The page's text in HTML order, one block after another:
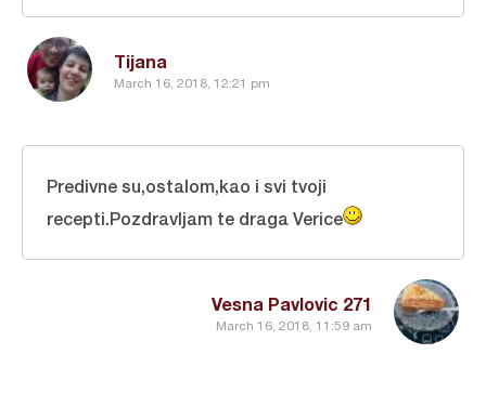
Tijana
March 16, 2018, 12:21 pm
Vesna Pavlovic 271
March 16, 2018, 11:59 am
Predivne su,ostalom,kao i svi tvoji
recepti.Pozdravljam te draga Verice